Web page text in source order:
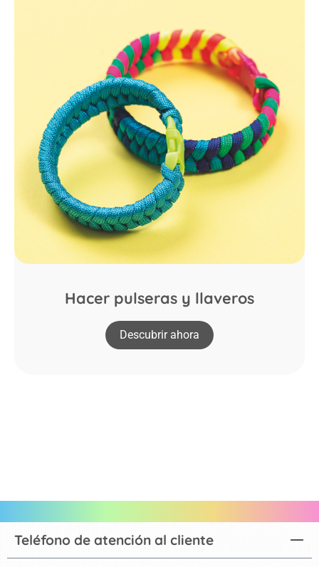
Hacer pulseras y llaveros
Descubrir ahora
Teléfono de atención al cliente